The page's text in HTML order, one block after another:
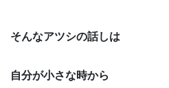
そんなアツシの話しは
自分が小さな時から